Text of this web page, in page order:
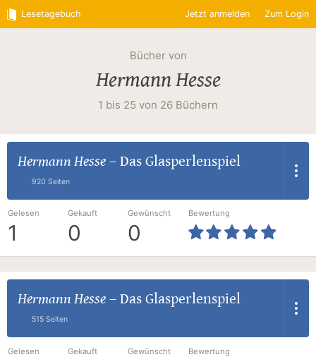
Lesetagebuch Jetzt anmelden Zum Login
Bücher von
Hermann Hesse
1 bis 25 von 26 Büchern
Hermann Hesse– Das Glasperlenspiel
920 Seiten
Gelesen
1
Gekauft
0
Gewünscht
0
Bewertung
Hermann Hesse– Das Glasperlenspiel
515 Seiten
Gelesen Gekauft Gewünscht Bewertung